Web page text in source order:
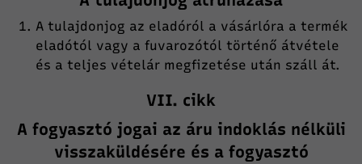
A tulajdonjog az eladóról a vásárlóra a termék
eladótól vagy a fuvarozótól történő átvétele
és a teljes vételár megfizetése után száll át.
VII. cikk
A fogyasztó jogai az áru indoklás nélküli
visszaküldésére és a fogyasztó